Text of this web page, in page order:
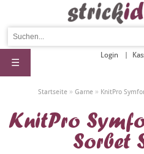
Login
☰
Startseite » Garne » KnitPro
KnitPro
Sorbet